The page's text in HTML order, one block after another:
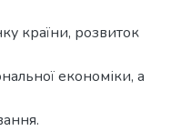
країни, розвиток
економіки, а